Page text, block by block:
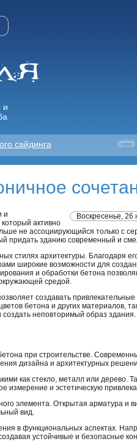
и
сайдинга
Воскресенье, 26
и
активно
не ассоциирующийся только с
придать зданию современный и
стилях архитектуры. Благодаря
широкие возможности для
и обработки бетона
средой.
создавать привлекательные
бетона и других материалов,
создать неповторимый образ здания.
при строительстве.
дизайна и архитектурных
как стекло, металл или дерево.
и эстетическую
элемента. Открытая арматура и
вид.
в функциональных аспектах.
устойчивые и безопасные